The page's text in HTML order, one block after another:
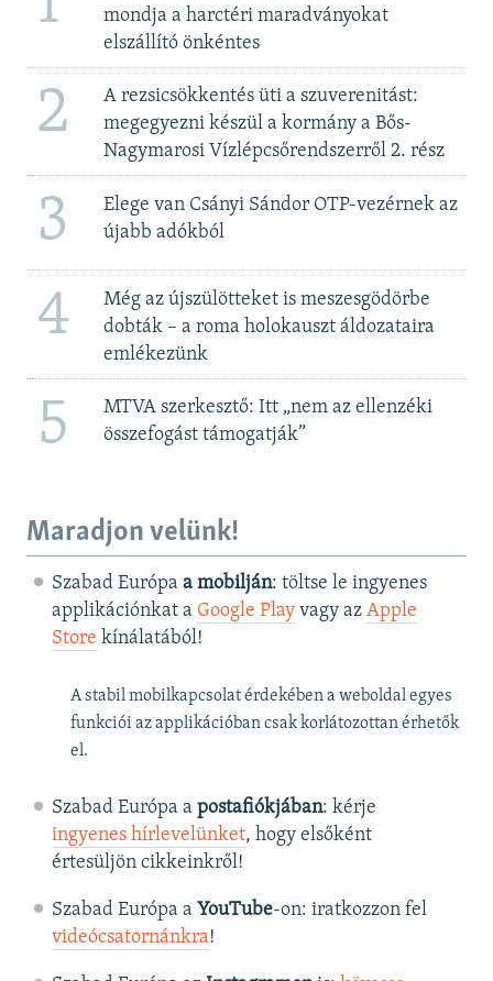
mondja a harctéri maradványokat
elszállító önkéntes
2
A rezsicsökkentés üti a szuverenitást:
megegyezni készül a kormány a Bős-
Nagymarosi Vízlépcsőrendszerről 2. rész
3
Elege van Csányi Sándor OTP-vezérnek az
újabb adókból
4
Még az újszülötteket is meszesgödörbe
dobták – a roma holokauszt áldozataira
emlékezünk
5
MTVA szerkesztő: Itt „nem az ellenzéki
összefogást támogatják”
Maradjon velünk!
Szabad Európa a mobilján: töltse le ingyenes
applikációnkat a Google Playvagy az Apple
Store kínálatából!
A stabil mobilkapcsolat érdekében a weboldal egyes
funkciói az applikációban csak korlátozottan érhetők
el.
Szabad Európa a postafiókjában: kérje
ingyenes hírlevelünket, hogy elsőként
értesüljön cikkeinkről!
Szabad Európa a YouTube-on: iratkozzon fel
videócsatornánkra!